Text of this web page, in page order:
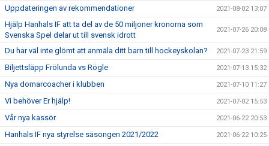
Uppdateringen av rekommendationer 2021-08-02 13:07
Hjälp Hanhals IF att ta del av de 50 miljoner kronorna som
Svenska Spel delar ut till svensk idrott
2021-07-26 20:08
Du har väl inte glömt att anmäla ditt barn till hockeyskolan? 2021-07-23 21:59
Biljettsläpp Frölunda vs Rögle 2021-07-13 15:32
Nya domarcoacher i klubben 2021-07-10 11:27
Vi behöver Er hjälp! 2021-07-02 15:53
Vår nya kassör 2021-06-22 20:53
Hanhals IF nya styrelse säsongen 2021/2022 2021-06-22 10:25